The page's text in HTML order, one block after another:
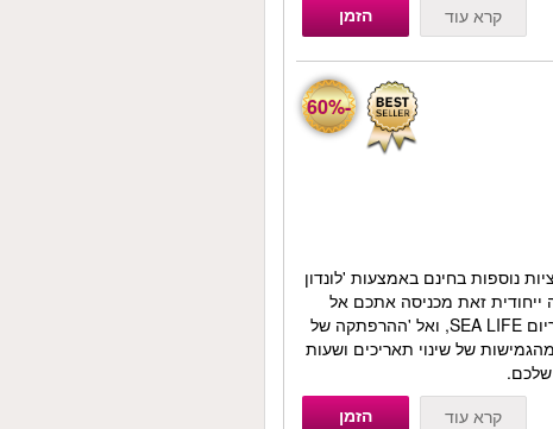
קרא עוד הזמן
-60%
נוספות בחינם באמצעות 'לונדון
חבילה ייחודית זאת מכניסה אתכם אל
מוזיאון מאדאם טוסו, לונדון איי, אקווריום SEA LIFE, ואל 'ההרפתקה של
מהגמישות של שינוי תאריכים ושעות
קרא עוד הזמן